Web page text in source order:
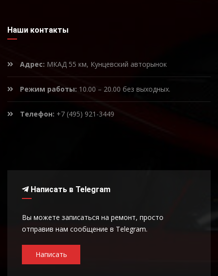
Наши контакты
Адрес: МКАД 55 км, Кунцевский авторынок
Режим работы: 10.00 – 20.00 без выходных.
Телефон: +7 (495) 921-3449
Написать в Telegram
Вы можете записаться на ремонт, просто
отправив нам сообщение в Telegram.
Написать